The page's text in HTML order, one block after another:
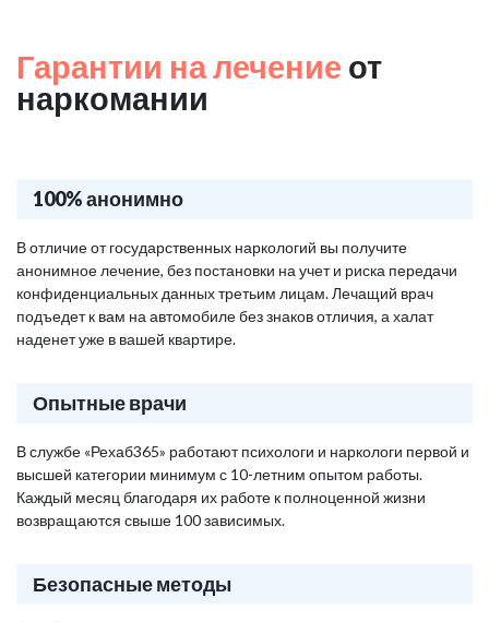
Гарантии на лечение от
наркомании
100% анонимно
В отличие от государственных наркологий вы получите
анонимное лечение, без постановки на учет и риска передачи
конфиденциальных данных третьим лицам. Лечащий врач
подъедет к вам на автомобиле без знаков отличия, а халат
наденет уже в вашей квартире.
Опытные врачи
В службе «Рехаб365» работают психологи и наркологи первой и
высшей категории минимум с 10-летним опытом работы.
Каждый месяц благодаря их работе к полноценной жизни
возвращаются свыше 100 зависимых.
Безопасные методы